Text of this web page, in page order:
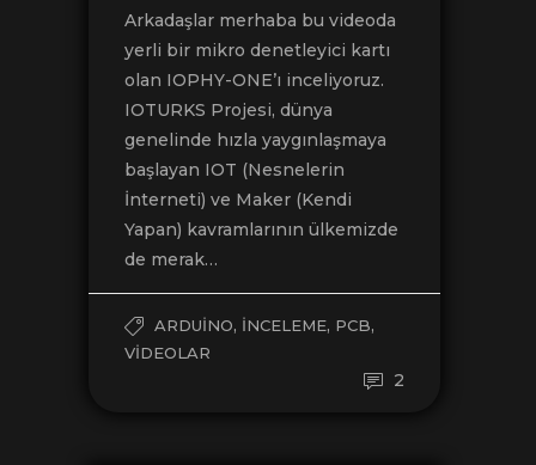
Arkadaşlar merhaba bu videoda
yerli bir mikro denetleyici kartı
olan IOPHY-ONE’ı inceliyoruz.
IOTURKS Projesi, dünya
genelinde hızla yaygınlaşmaya
başlayan IOT (Nesnelerin
İnterneti) ve Maker (Kendi
Yapan) kavramlarının ülkemizde
de merak…
ARDUINO, İNCELEME, PCB,
VIDEOLAR
2